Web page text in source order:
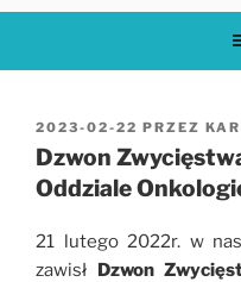
OPUBLIKOWANE
W
2023-02-22 PRZEZ
Dzwon
Oddziale
21 lutego 2022r. w
zawisł Dzwon